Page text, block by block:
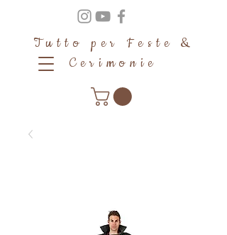
Tutto per Feste &
Cerimonie